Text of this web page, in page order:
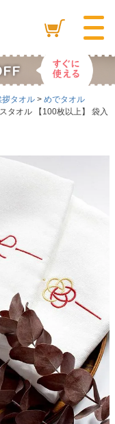
拶タオル
めでタオル
タオル 【100枚以上】 袋入